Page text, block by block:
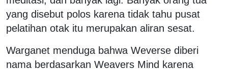
yang disebut polos karena tidak tahu pusat
pelatihan otak itu merupakan aliran sesat.
Warganet menduga bahwa Weverse diberi
nama berdasarkan Weavers Mind karena